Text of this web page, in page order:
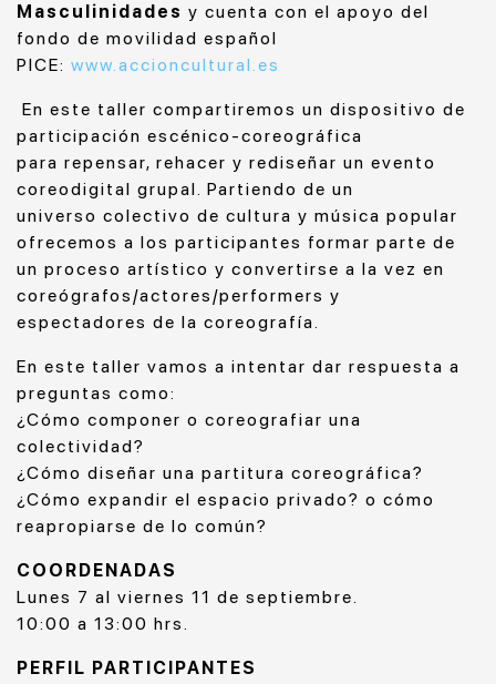
Masculinidades y cuenta con el apoyo del
fondo de movilidad español
PICE: www.accioncultural.es
En este taller compartiremos un dispositivo de
participación escénico-coreográfica
para repensar, rehacer y rediseñar un evento
coreodigital grupal. Partiendo de un
universo colectivo de cultura y música popular
ofrecemos a los participantes formar parte de
un proceso artístico y convertirse a la vez en
coreógrafos/actores/performers y
espectadores de la coreografía.
En este taller vamos a intentar dar respuesta a
preguntas como:
¿Cómo componer o coreografiar una
colectividad?
¿Cómo diseñar una partitura coreográfica?
¿Cómo expandir el espacio privado? o cómo
reapropiarse de lo común?
COORDENADAS
Lunes 7 al viernes 11 de septiembre.
10:00 a 13:00 hrs.
PERFIL PARTICIPANTES